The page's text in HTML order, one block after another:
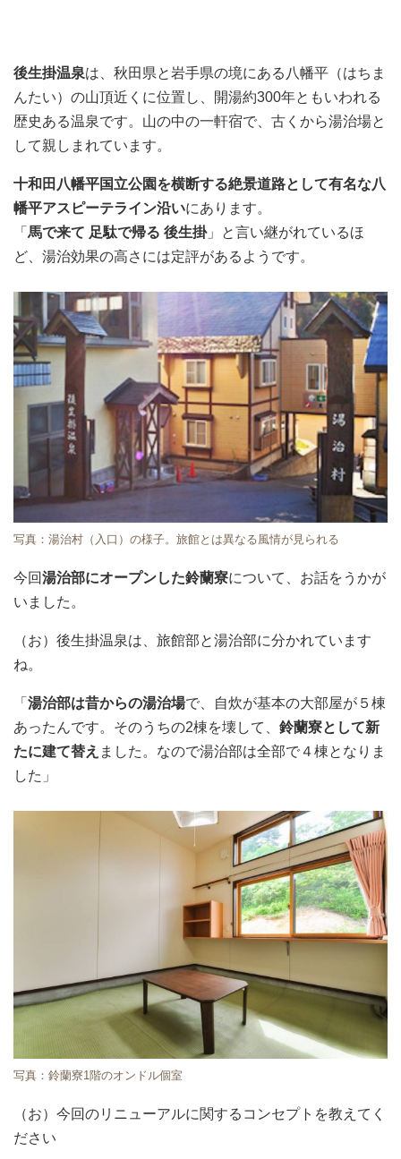
後生掛温泉は、秋田県と岩手県の境にある八幡平（はちま
んたい）の山頂近くに位置し、開湯約300年ともいわれる
歴史ある温泉です。山の中の一軒宿で、古くから湯治場と
して親しまれています。
十和田八幡平国立公園を横断する絶景道路として有名な八
幡平アスピーテライン沿いにあります。
「 馬で来て 足駄で帰る 後生掛」と言い継がれているほ
ど、湯治効果の高さには定評があるようです。
写真：湯治村（入口）の様子。旅館とは異なる風情が見られる
今回湯治部にオープンした鈴蘭寮について、お話をうかが
いました。
（お）後生掛温泉は、旅館部と湯治部に分かれています
ね。
「 湯治部は昔からの湯治場で、自炊が基本の大部屋が５棟
あったんです。そのうちの2棟を壊して、 鈴蘭寮として新
たに建て替え ました。なので湯治部は全部で４棟となりま
した」
写真：鈴蘭寮1階のオンドル個室
（お）今回のリニューアルに関するコンセプトを教えてく
ださい